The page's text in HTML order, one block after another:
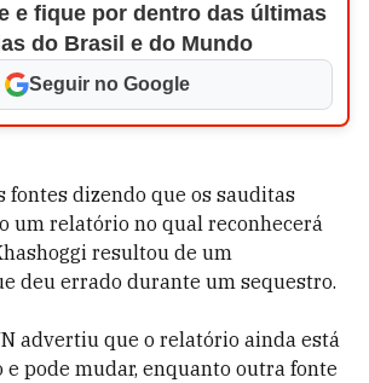
e fique por dentro das últimas
do Brasil e do Mundo
Seguir no Google
fontes dizendo que os sauditas
um relatório no qual reconhecerá
resultou de um
deu errado durante um sequestro.
advertiu que o relatório ainda está
e pode mudar, enquanto outra fonte